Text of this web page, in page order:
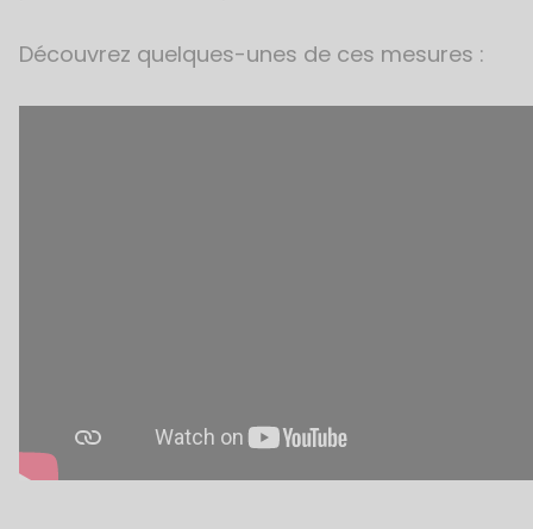
Découvrez quelques-unes de ces mesures :